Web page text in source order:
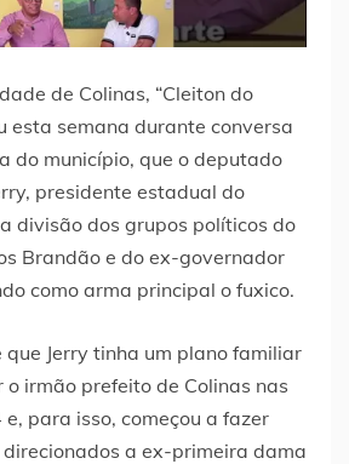
de Colinas, “Cleiton do
esta semana durante conversa
do município, que o deputado
presidente estadual do
divisão dos grupos políticos do
Brandão e do ex-governador
como arma principal o fuxico.
que Jerry tinha um plano familiar
o irmão prefeito de Colinas nas
para isso, começou a fazer
direcionados a ex-primeira dama